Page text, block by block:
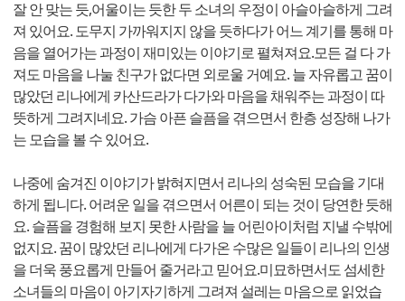
잘 안 맞는 듯,어울이는 듯한 두 소녀의 우정이 아슬아슬하게 그려
져 있어요. 도무지 가까워지지 않을 듯하다가 어느 계기를 통해 마
음을 열어가는 과정이 재미있는 이야기로 펼쳐져요.모든 걸 다 가
져도 마음을 나눌 친구가 없다면 외로울 거예요. 늘 자유롭고 꿈이
많았던 리나에게 카산드라가 다가와 마음을 채워주는 과정이 따
뜻하게 그려지네요.​ 가슴 아픈 슬픔을 겪으면서 한층 성장해 나가
는 모습을 볼 수 있어요.
나중에 숨겨진 이야기가 밝혀지면서 ​리나의 성숙된 모습을 기대
하게 됩니다. 어려운 일을 겪으면서 어른이 되는 것이 당연한 듯해
요. 슬픔을 경험해 보지 못한 사람을 늘 어린아이처럼 지낼 수밖에
없지요. 꿈이 많았던 리나에게 다가온 수많은 일들이 리나의 인생
을 더욱 풍요롭게 만들어 줄거라고 믿어요.미묘하면서도 섬세한
소녀들의 마음이 아기자기하게 그려져 설레는 마음으로 읽었습